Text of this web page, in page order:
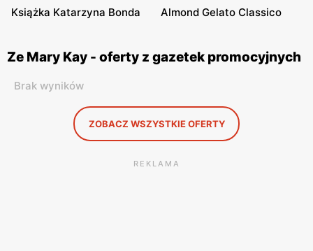
Książka Katarzyna Bonda
Almond Gelato Classico
Ze Mary Kay - oferty z gazetek promocyjnych
Brak wyników
ZOBACZ WSZYSTKIE OFERTY
REKLAMA